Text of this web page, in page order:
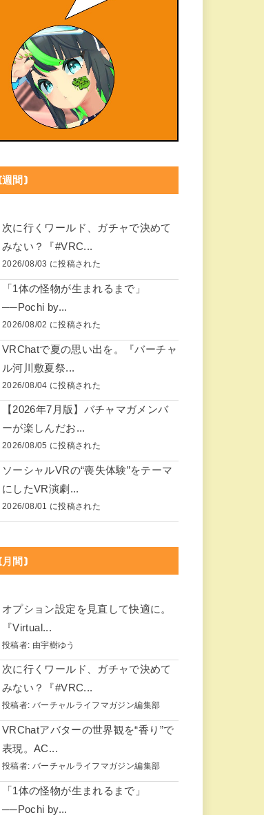
週間)
次に行くワールド、ガチャで決めて
みない？『#VRC...
2026/08/03 に投稿された
「1体の怪物が生まれるまで」
──Pochi by...
2026/08/02 に投稿された
VRChatで夏の思い出を。『バーチャ
ル河川敷夏祭...
2026/08/04 に投稿された
【2026年7月版】バチャマガメンバ
ーが楽しんだお...
2026/08/05 に投稿された
ソーシャルVRの“喪失体験”をテーマ
にしたVR演劇...
2026/08/01 に投稿された
月間)
オプション設定を見直して快適に。
『Virtual...
投稿者: 由宇樹ゆう
次に行くワールド、ガチャで決めて
みない？『#VRC...
投稿者: バーチャルライフマガジン編集部
VRChatアバターの世界観を“香り”で
表現。AC...
投稿者: バーチャルライフマガジン編集部
「1体の怪物が生まれるまで」
──Pochi by...